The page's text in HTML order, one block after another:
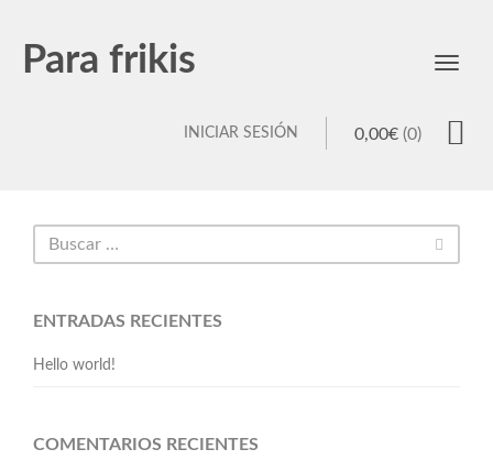
Para frikis
Toggle
0,00€ (0)
INICIAR SESIÓN
ENTRADAS RECIENTES
Hello world!
COMENTARIOS RECIENTES